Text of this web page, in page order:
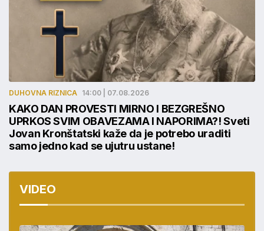
DUHOVNA RIZNICA 14:00 | 07.08.2026
KAKO DAN PROVESTI MIRNO I BEZGREŠNO
UPRKOS SVIM OBAVEZAMA I NAPORIMA?! Sveti
Jovan Kronštatski kaže da je potrebo uraditi
samo jedno kad se ujutru ustane!
VIDEO